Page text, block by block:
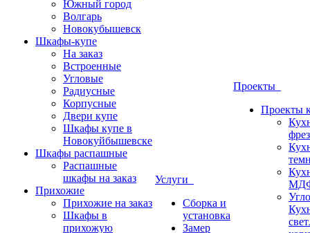
Южный город
Волгарь
Новокубышевск
Шкафы-купе
На заказ
Встроенные
Угловые
Радиусные
Корпусные
Двери купе
Шкафы купе в
Новокуйбышевске
Шкафы распашные
Распашные
шкафы на заказ
Прихожие
Прихожие на заказ
Шкафы в
прихожую
Услуги
Сборка и
установка
Замер
Проекты
Проекты
МДФ